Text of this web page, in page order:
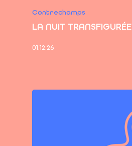
Contrechamps
LA NUIT TRANSFIGURÉE
01.12.26